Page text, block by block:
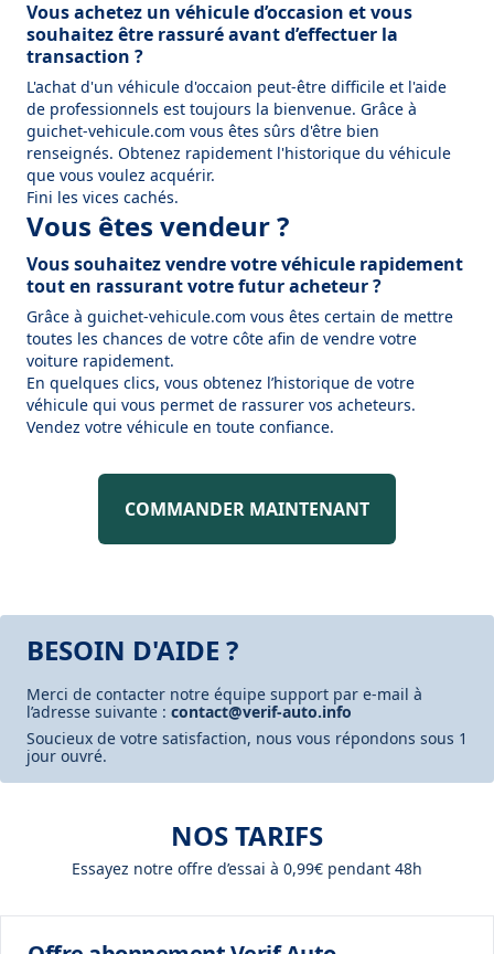
Vous achetez un véhicule d’occasion et vous
souhaitez être rassuré avant d’effectuer la
transaction ?
L'achat d'un véhicule d'occaion peut-être difficile et l'aide
de professionnels est toujours la bienvenue. Grâce à
guichet-vehicule.com vous êtes sûrs d'être bien
renseignés. Obtenez rapidement l'historique du véhicule
que vous voulez acquérir.
Fini les vices cachés.
Vous êtes vendeur ?
Vous souhaitez vendre votre véhicule rapidement
tout en rassurant votre futur acheteur ?
Grâce à guichet-vehicule.com vous êtes certain de mettre
toutes les chances de votre côte afin de vendre votre
voiture rapidement.
En quelques clics, vous obtenez l’historique de votre
véhicule qui vous permet de rassurer vos acheteurs.
Vendez votre véhicule en toute confiance.
COMMANDER MAINTENANT
BESOIN D'AIDE ?
Merci de contacter notre équipe support par e-mail à
l’adresse suivante : contact@verif-auto.info
Soucieux de votre satisfaction, nous vous répondons sous 1
jour ouvré.
NOS TARIFS
Essayez notre offre d’essai à 0,99€ pendant 48h